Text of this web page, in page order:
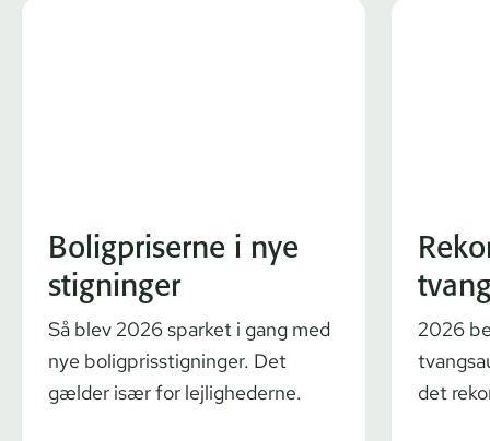
Boligpriserne i nye
stigninger
Så blev 2026 sparket i gang med
nye boligprisstigninger. Det
gælder især for lejlighederne.
2026
det